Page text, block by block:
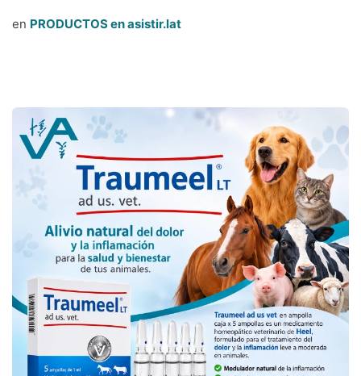
en PRODUCTOS en asistir.lat